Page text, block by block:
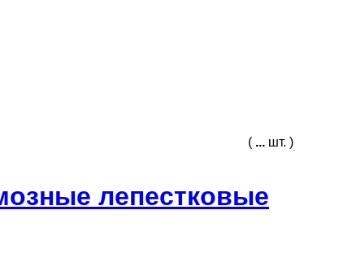
( ... шт. )
лепестковые